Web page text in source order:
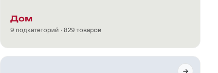
Дом
9 подкатегорий · 829 товаров